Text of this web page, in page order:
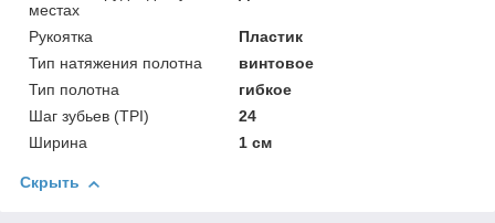
местах
Рукоятка
Пластик
Тип натяжения полотна
винтовое
Тип полотна
гибкое
Шаг зубьев (TPI)
24
Ширина
1 см
Скрыть